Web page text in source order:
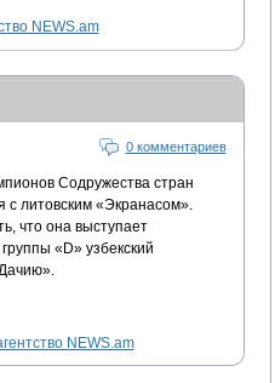
NEWS.am
0 комментариев
Содружества стран
литовским «Экранасом».
что она выступает
«D» узбекский
NEWS.am